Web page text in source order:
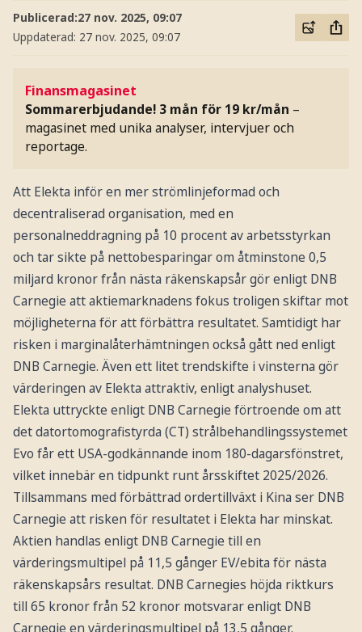
Publicerad:27 nov. 2025, 09:07
Uppdaterad: 27 nov. 2025, 09:07
Finansmagasinet
Sommarerbjudande! 3 mån för 19 kr/mån –
magasinet med unika analyser, intervjuer och
reportage.
Att Elekta inför en mer strömlinjeformad och
decentraliserad organisation, med en
personalneddragning på 10 procent av arbetsstyrkan
och tar sikte på nettobesparingar om åtminstone 0,5
miljard kronor från nästa räkenskapsår gör enligt DNB
Carnegie att aktiemarknadens fokus troligen skiftar mot
möjligheterna för att förbättra resultatet. Samtidigt har
risken i marginalåterhämtningen också gått ned enligt
DNB Carnegie. Även ett litet trendskifte i vinsterna gör
värderingen av Elekta attraktiv, enligt analyshuset.
Elekta uttryckte enligt DNB Carnegie förtroende om att
det datortomografistyrda (CT) strålbehandlingssystemet
Evo får ett USA-godkännande inom 180-dagarsfönstret,
vilket innebär en tidpunkt runt årsskiftet 2025/2026.
Tillsammans med förbättrad ordertillväxt i Kina ser DNB
Carnegie att risken för resultatet i Elekta har minskat.
Aktien handlas enligt DNB Carnegie till en
värderingsmultipel på 11,5 gånger EV/ebita för nästa
räkenskapsårs resultat. DNB Carnegies höjda riktkurs
till 65 kronor från 52 kronor motsvarar enligt DNB
Carnegie en värderingsmultipel på 13,5 gånger.